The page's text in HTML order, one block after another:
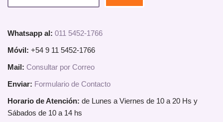
Whatsapp al: 011 5452-1766
Móvil: +54 9 11 5452-1766
Mail: Consultar por Correo
Enviar: Formulario de Contacto
Horario de Atención: de Lunes a Viernes de 10 a 20 Hs y
Sábados de 10 a 14 hs